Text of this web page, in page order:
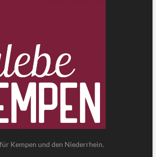
Kempen und den Niederrhein.